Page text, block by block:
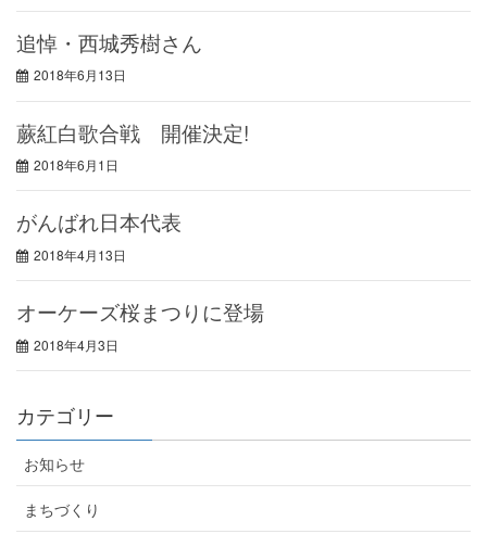
追悼・西城秀樹さん
2018年6月13日
蕨紅白歌合戦 開催決定!
2018年6月1日
がんばれ日本代表
2018年4月13日
オーケーズ桜まつりに登場
2018年4月3日
カテゴリー
お知らせ
まちづくり